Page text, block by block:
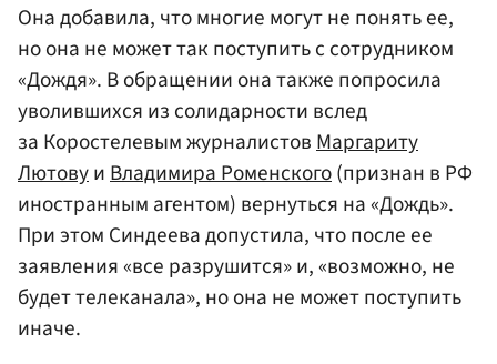
Она добавила, что многие могут не понять ее,
но она не может так поступить с сотрудником
«Дождя». В обращении она также попросила
уволившихся из солидарности вслед
за Коростелевым журналистовМаргариту
ЛютовуиВладимира Роменского(признан в РФ
иностранным агентом) вернуться на «Дождь».
При этом Синдеева допустила, что после ее
заявления «все разрушится» и, «возможно, не
будет телеканала», но она не может поступить
иначе.